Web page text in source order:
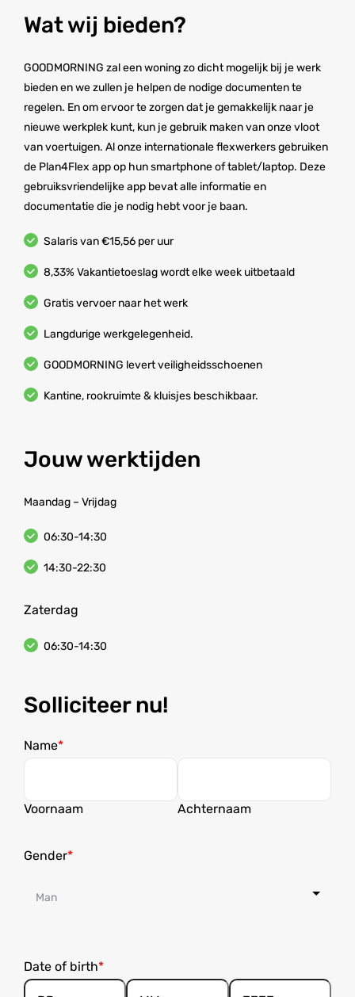
Wat wij bieden?
GOODMORNING zal een woning zo dicht mogelijk bij je werk
bieden en we zullen je helpen de nodige documenten te
regelen. En om ervoor te zorgen dat je gemakkelijk naar je
nieuwe werkplek kunt, kun je gebruik maken van onze vloot
van voertuigen. Al onze internationale flexwerkers gebruiken
de Plan4Flex app op hun smartphone of tablet/laptop. Deze
gebruiksvriendelijke app bevat alle informatie en
documentatie die je nodig hebt voor je baan.
Salaris van €15,56 per uur
8,33% Vakantietoeslag wordt elke week uitbetaald
Gratis vervoer naar het werk
Langdurige werkgelegenheid.
GOODMORNING levert veiligheidsschoenen
Kantine, rookruimte & kluisjes beschikbaar.
Jouw werktijden
Maandag – Vrijdag
06:30-14:30
14:30-22:30
Zaterdag
06:30-14:30
Solliciteer nu!
Name
Voornaam Achternaam
Gender
Date of birth